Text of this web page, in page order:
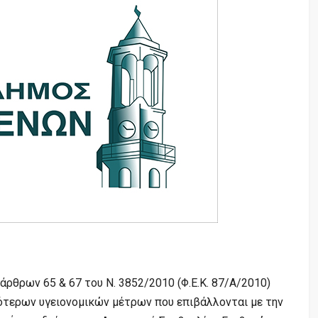
65 & 67 του Ν. 3852/2010 (Φ.Ε.Κ. 87/Α/2010)
υγειονομικών μέτρων που επιβάλλονται με την